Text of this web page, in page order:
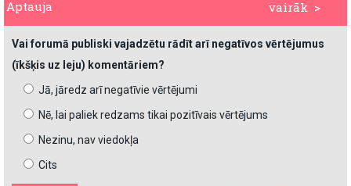
vairāk >
Aptauja
Vai forumā publiski vajadzētu rādīt arī negatīvos vērtējumus
(īkšķis uz leju) komentāriem?
Jā, jāredz arī negatīvie vērtējumi
Nē, lai paliek redzams tikai pozitīvais vērtējums
Nezinu, nav viedokļa
Cits